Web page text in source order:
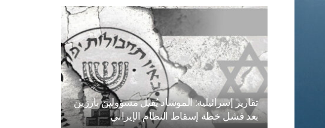
تقارير إسرائيلية: الموساد يُقيل مسؤولين بارزين
بعد فشل خطة إسقاط النظام الإيراني